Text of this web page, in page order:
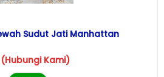
Sudut Jati Manhattan
(Hubungi Kami)